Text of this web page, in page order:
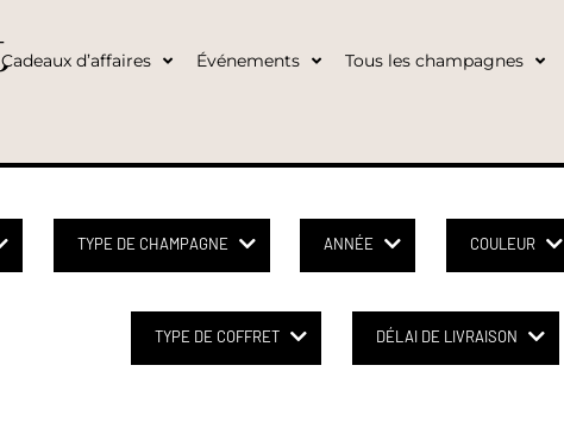
Cadeaux d’affaires Événements Tous les champagnes
TYPE DE CHAMPAGNE ANNÉE COULEUR
TYPE DE COFFRET DÉLAI DE LIVRAISON